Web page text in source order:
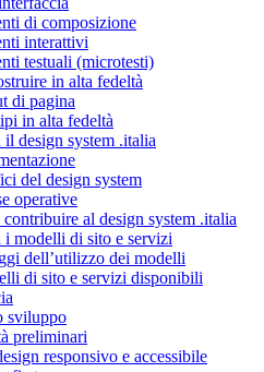
di composizione
interattivi
testuali (microtesti)
in alta fedeltà
di pagina
in alta fedeltà
design system .italia
del design system
operative
al design system .italia
i modelli di sito e servizi
dell’utilizzo dei modelli
di sito e servizi disponibili
sviluppo
preliminari
responsivo e accessibile